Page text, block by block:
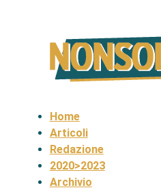
Home
Articoli
Redazione
2020>2023
Archivio